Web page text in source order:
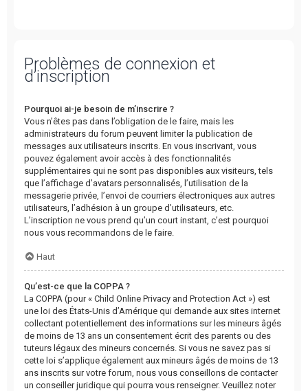
Problèmes de connexion et
d’inscription
Pourquoi ai-je besoin de m’inscrire ?
Vous n’êtes pas dans l’obligation de le faire, mais les
administrateurs du forum peuvent limiter la publication de
messages aux utilisateurs inscrits. En vous inscrivant, vous
pouvez également avoir accès à des fonctionnalités
supplémentaires qui ne sont pas disponibles aux visiteurs, tels
que l’affichage d’avatars personnalisés, l’utilisation de la
messagerie privée, l’envoi de courriers électroniques aux autres
utilisateurs, l’adhésion à un groupe d’utilisateurs, etc.
L’inscription ne vous prend qu’un court instant, c’est pourquoi
nous vous recommandons de le faire.
Haut
Qu’est-ce que la COPPA ?
La COPPA (pour « Child Online Privacy and Protection Act ») est
une loi des États-Unis d’Amérique qui demande aux sites internet
collectant potentiellement des informations sur les mineurs âgés
de moins de 13 ans un consentement écrit des parents ou des
tuteurs légaux des mineurs concernés. Si vous ne savez pas si
cette loi s’applique également aux mineurs âgés de moins de 13
ans inscrits sur votre forum, nous vous conseillons de contacter
un conseiller juridique qui pourra vous renseigner. Veuillez noter